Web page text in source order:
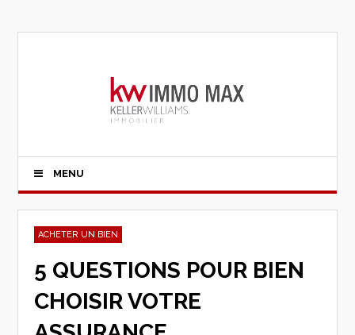
MENU
ACHETER UN BIEN
5 QUESTIONS POUR BIEN
CHOISIR VOTRE